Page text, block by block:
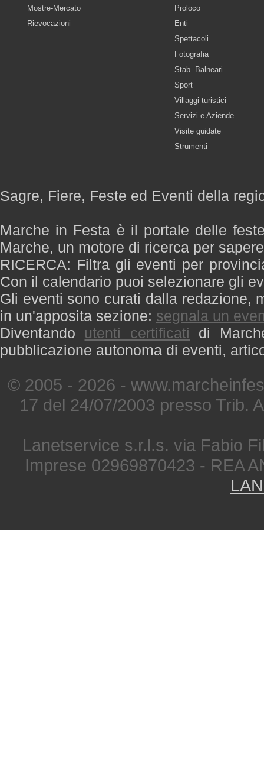
Mostre-Mercato
Rievocazioni
Proloco
Enti
Spettacoli
Fotografia
Stab. Balneari
Sport
Villaggi turistici
Servizi e Aziende
Visite guidate
Strumenti
Sagre, Fiere, Feste ed Eventi della
Marche in Festa è il portale delle
Marche, un motore di ricerca per
RICERCA: Filtra gli eventi per
Con il calendario puoi selezionare gli
Gli eventi sono curati dalla redazione,
in un'apposita sezione: segnala un
Diventando utenti certificati di
pubblicazione autonoma di eventi,
© 2005 - 2026 -
17 del 24/07/2003 presso Trib.
Lanetservice s.r.l.s. via Fabio
Imprese 02969870423 - REA